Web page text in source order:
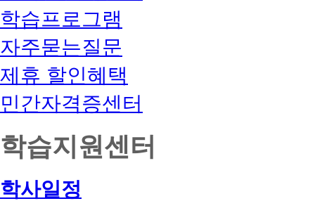
학습프로그램
자주묻는질문
제휴 할인혜택
민간자격증센터
학습지원센터
학사일정